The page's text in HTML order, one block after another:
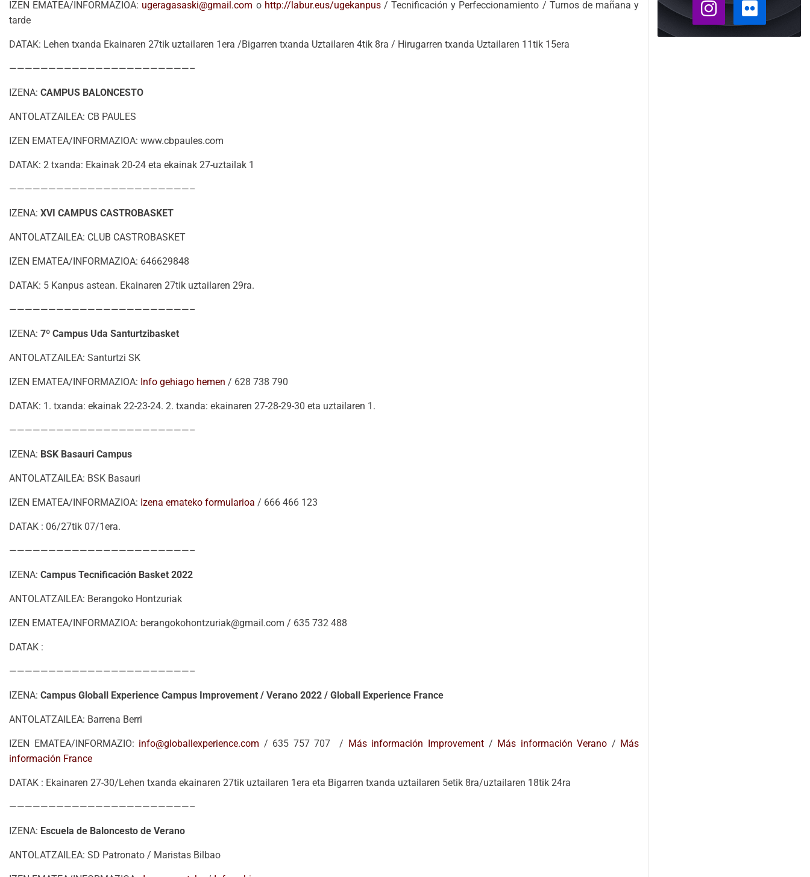
IZEN EMATEA/INFORMAZIOA: ugeragasaski@gmail.com o http://labur.eus/ugekanpus/ Tecnificación y Perfeccionamiento / Turnos de mañana y
tarde
DATAK: Lehen txanda Ekainaren 27tik uztailaren 1era /Bigarren txanda Uztailaren 4tik 8ra / Hirugarren txanda Uztailaren 11tik 15era
———————————————————————–
IZENA: CAMPUS BALONCESTO
ANTOLATZAILEA: CB PAULES
IZEN EMATEA/INFORMAZIOA: www.cbpaules.com
DATAK: 2 txanda: Ekainak 20-24 eta ekainak 27-uztailak 1
———————————————————————–
IZENA: XVI CAMPUS CASTROBASKET
ANTOLATZAILEA: CLUB CASTROBASKET
IZEN EMATEA/INFORMAZIOA: 646629848
DATAK: 5 Kanpus astean. Ekainaren 27tik uztailaren 29ra.
———————————————————————–
IZENA: 7º Campus Uda Santurtzibasket
ANTOLATZAILEA: Santurtzi SK
IZEN EMATEA/INFORMAZIOA: Info gehiago hemen / 628 738 790
DATAK: 1. txanda: ekainak 22-23-24. 2. txanda: ekainaren 27-28-29-30 eta uztailaren 1.
———————————————————————–
IZENA: BSK Basauri Campus
ANTOLATZAILEA: BSK Basauri
IZEN EMATEA/INFORMAZIOA: Izena emateko formularioa / 666 466 123
DATAK : 06/27tik 07/1era.
———————————————————————–
IZENA: Campus Tecnificación Basket 2022
ANTOLATZAILEA: Berangoko Hontzuriak
IZEN EMATEA/INFORMAZIOA: berangokohontzuriak@gmail.com / 635 732 488
DATAK :
———————————————————————–
IZENA: Campus Globall Experience Campus Improvement / Verano 2022 / Globall Experience France
ANTOLATZAILEA: Barrena Berri
IZEN EMATEA/INFORMAZIO: info@globallexperience.com / 635 757 707 / Más información Improvement/ Más información Verano / Más
información France
DATAK : Ekainaren 27-30/Lehen txanda ekainaren 27tik uztailaren 1era eta Bigarren txanda uztailaren 5etik 8ra/uztailaren 18tik 24ra
———————————————————————–
IZENA: Escuela de Baloncesto de Verano
ANTOLATZAILEA: SD Patronato / Maristas Bilbao